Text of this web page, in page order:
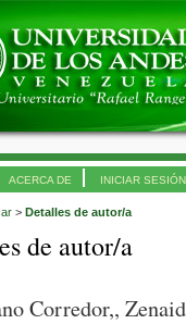
ACERCA DE INICIAR SESIÓN
> Detalles de autor/a
de autor/a
Corredor,,